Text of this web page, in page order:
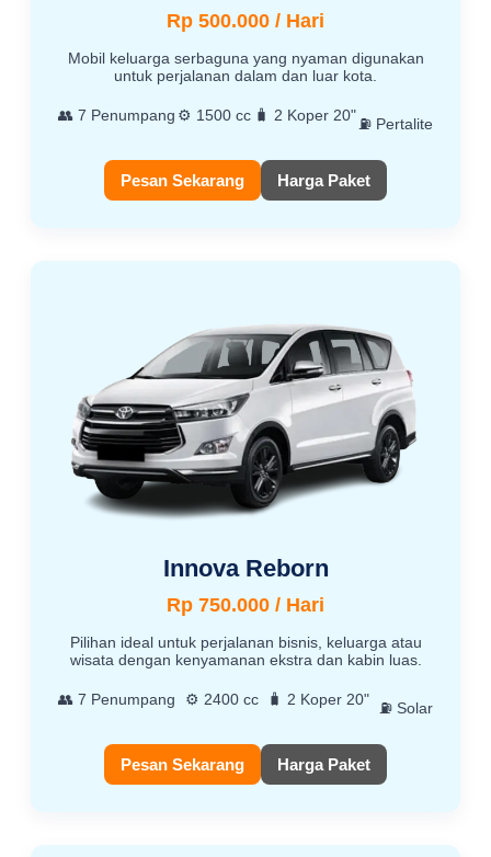
Rp 500.000 / Hari
Mobil keluarga serbaguna yang nyaman digunakan
untuk perjalanan dalam dan luar kota.
👥 7 Penumpang ⚙️ 1500 cc 🧳 2 Koper 20" ⛽ Pertalite
Pesan Sekarang Harga Paket
Innova Reborn
Rp 750.000 / Hari
Pilihan ideal untuk perjalanan bisnis, keluarga atau
wisata dengan kenyamanan ekstra dan kabin luas.
👥 7 Penumpang ⚙️ 2400 cc 🧳 2 Koper 20" ⛽ Solar
Pesan Sekarang Harga Paket